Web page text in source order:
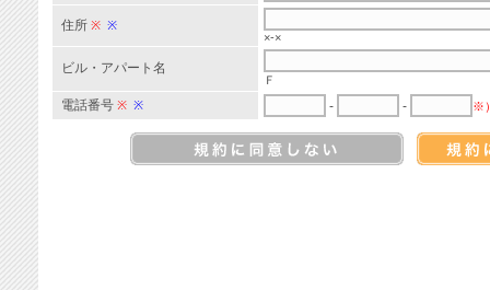
住所 ※ ※
×-×
ビル・アパート名
Ｆ
電話番号 ※ ※ - - ※